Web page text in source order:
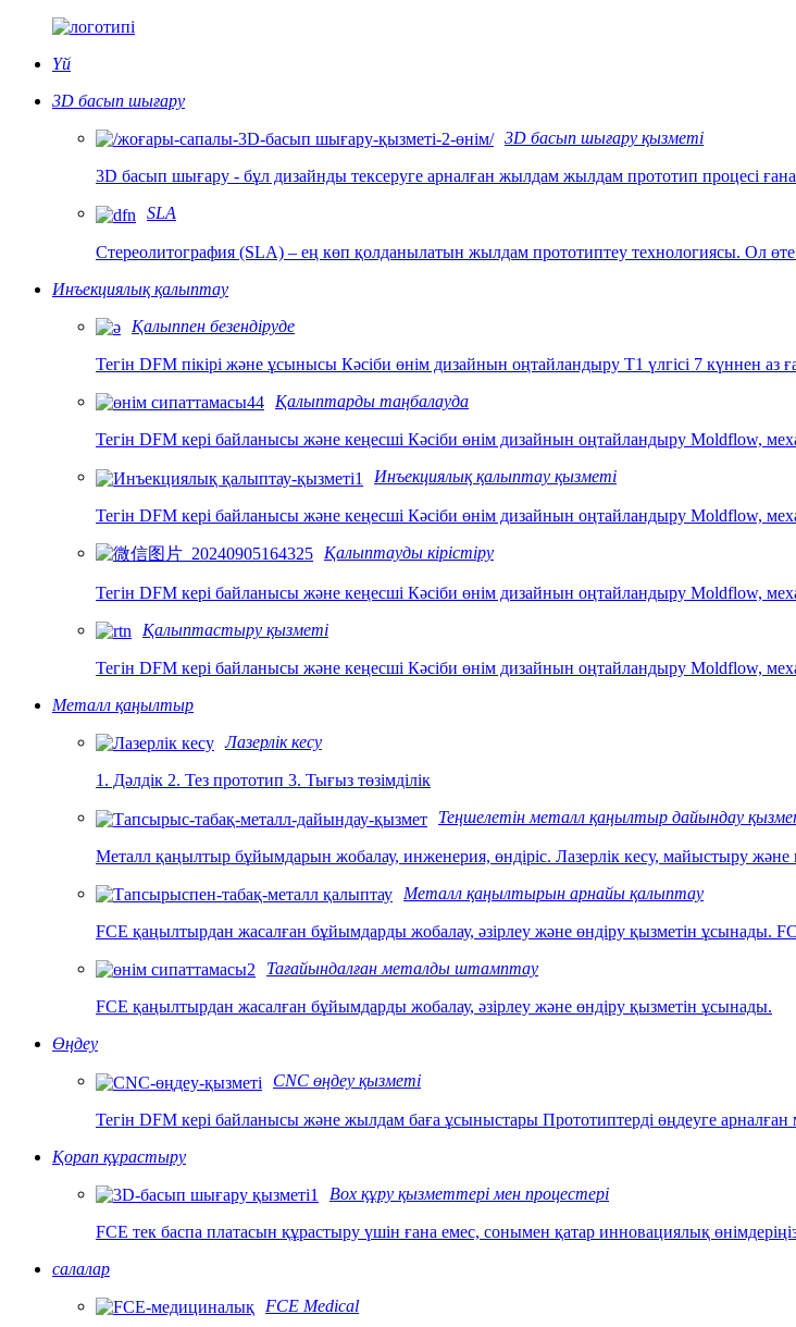
Үй
3D басып шығару
3D басып шығару қызметі
3D басып шығару - бұл дизайнды тексеруге арналған жылдам жылдам прототип процесі
SLA
Стереолитография (SLA) – ең көп қолданылатын жылдам прототиптеу технологиясы. Ол
Инъекциялық қалыптау
Қалыппен безендіруде
Тегін DFM пікірі және ұсынысы Кәсіби өнім дизайнын оңтайландыру T1 үлгісі 7 күннен аз
Қалыптарды таңбалауда
Тегін DFM кері байланысы және кеңесші Кәсіби өнім дизайнын оңтайландыру Moldflow,
Инъекциялық қалыптау қызметі
Тегін DFM кері байланысы және кеңесші Кәсіби өнім дизайнын оңтайландыру Moldflow,
Қалыптауды кірістіру
Тегін DFM кері байланысы және кеңесші Кәсіби өнім дизайнын оңтайландыру Moldflow,
Қалыптастыру қызметі
Тегін DFM кері байланысы және кеңесші Кәсіби өнім дизайнын оңтайландыру Moldflow,
Металл қаңылтыр
Лазерлік кесу
1. Дәлдік 2. Тез прототип 3. Тығыз төзімділік
Теңшелетін металл қаңылтыр дайындау
Металл қаңылтыр бұйымдарын жобалау, инженерия, өндіріс. Лазерлік кесу, майыстыру және
Металл қаңылтырын арнайы қалыптау
FCE қаңылтырдан жасалған бұйымдарды жобалау, әзірлеу және өндіру қызметін ұсынады.
Тағайындалған металды штамптау
FCE қаңылтырдан жасалған бұйымдарды жобалау, әзірлеу және өндіру қызметін ұсынады.
Өңдеу
CNC өңдеу қызметі
Тегін DFM кері байланысы және жылдам баға ұсыныстары Прототиптерді өңдеуге
Қорап құрастыру
Box құру қызметтері мен процестері
FCE тек баспа платасын құрастыру үшін ғана емес, сонымен қатар инновациялық
салалар
FCE Medical